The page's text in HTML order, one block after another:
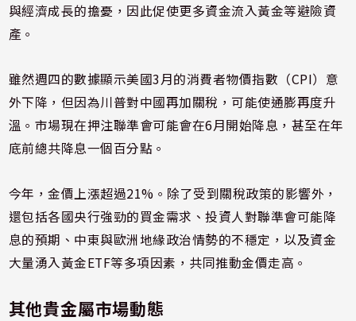
與經濟成長的擔憂，因此促使更多資金流入黃金等避險資
產。
雖然週四的數據顯示美國3月的消費者物價指數（CPI）意
外下降，但因為川普對中國再加關稅，可能使通膨再度升
溫。市場現在押注聯準會可能會在6月開始降息，甚至在年
底前總共降息一個百分點。
今年，金價上漲超過21%。除了受到關稅政策的影響外，
還包括各國央行強勁的買金需求、投資人對聯準會可能降
息的預期、中東與歐洲地緣政治情勢的不穩定，以及資金
大量湧入黃金ETF等多項因素，共同推動金價走高。
其他貴金屬市場動態